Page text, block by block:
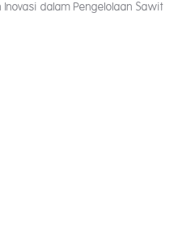
Inovasi dalam Pengelolaan Sawit